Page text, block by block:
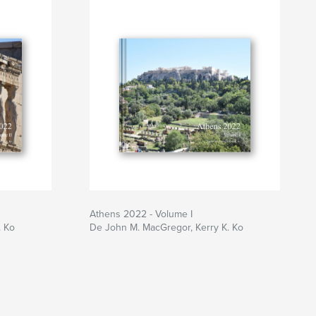
Ko
Athens 2022 - Volume I
De John M. MacGregor, Kerry K. Ko